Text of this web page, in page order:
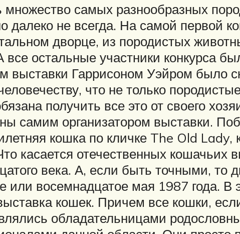
самых разнообразных
не всегда. На самой первой
дворце, из породистых
все остальные участники конкурса
Гаррисоном Уэйром было
что не только
получить все это от своего
самим организатором выставки.
кошка по кличке The Old Lady,
касается отечественных кошачьих
века. А, если быть точными, то
или восемнадцатое мая 1987 года. В
кошек. Причем все кошки,
обладательницами